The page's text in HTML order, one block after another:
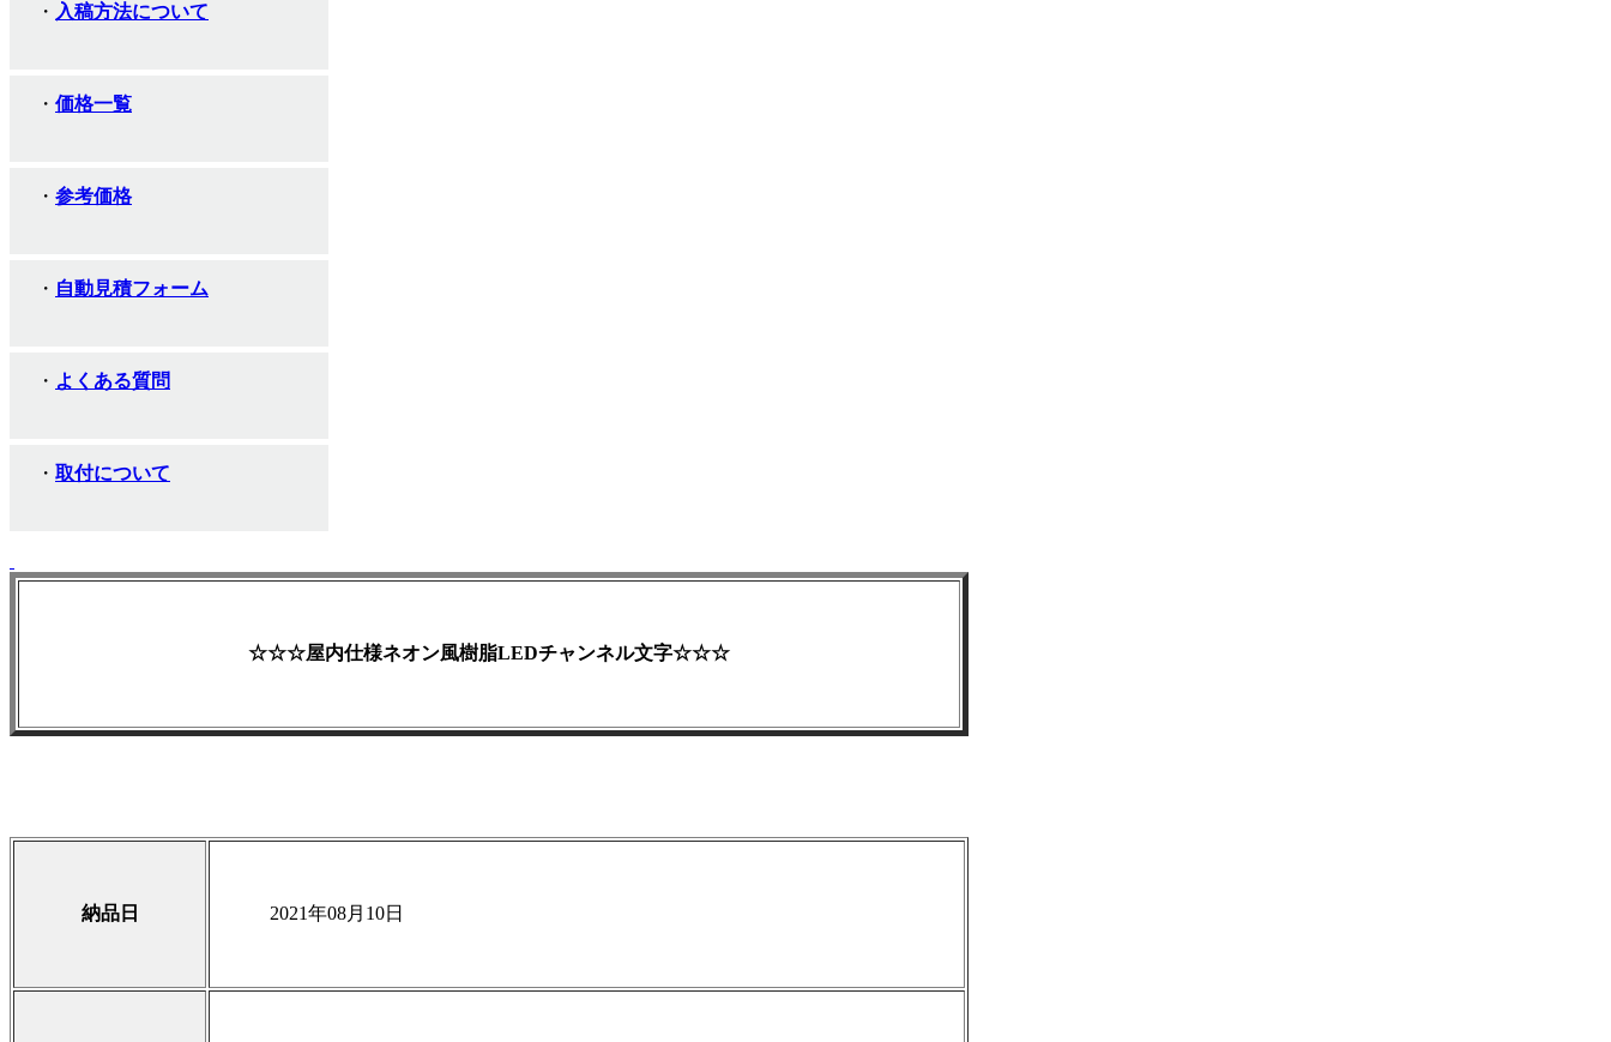
入稿方法について
価格一覧
参考価格
自動見積フォーム
よくある質問
取付について
☆☆☆屋内仕様ネオン風樹脂LEDチャンネル文字☆☆☆
納品日 2021年08月10日